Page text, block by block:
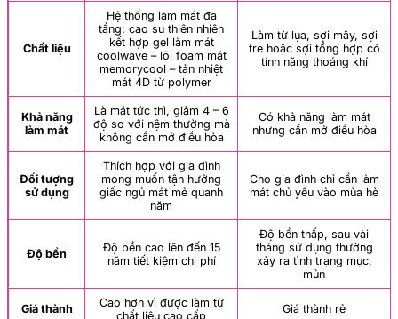
Chất liệu
Hệ thống làm mát đa
tầng: cao su thiên nhiên
kết hợp gel làm mát
coolwave – lõi foam mát
memorycool – tản nhiệt
mát 4D từ polymer
Làm từ lụa, sợi mây, sợi
tre hoặc sợi tổng hợp có
tính năng thoáng khí
Khả năng
làm mát
Là mát tức thì, giảm 4 – 6
độ so với nệm thường mà
không cần mở điều hòa
Có khả năng làm mát
nhưng cần mở điều hòa
Đối tượng
sử dụng
Thích hợp với gia đình
mong muốn tận hưởng
giấc ngủ mát mẻ quanh
năm
Cho gia đình chỉ cần làm
mát chủ yếu vào mùa hè
Độ bền
Độ bền cao lên đến 15
năm tiết kiệm chi phí
Độ bền thấp, sau vài
tháng sử dụng thường
xảy ra tình trạng mục,
mủn
Giá thành
Cao hơn vì được làm từ
chất liệu cao cấp
Giá thành rẻ